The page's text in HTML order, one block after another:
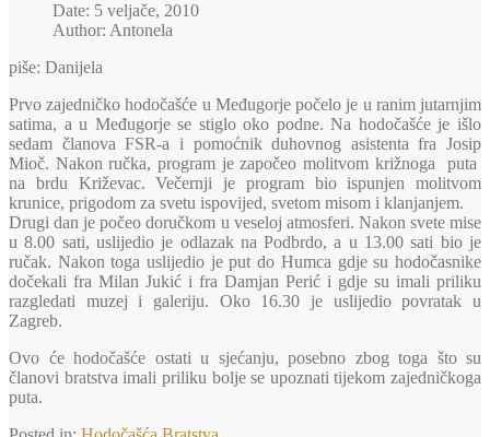
Date: 5 veljače, 2010
Author: Antonela
piše: Danijela
Prvo zajedničko hodočašće u Međugorje počelo je u ranim jutarnjim
satima, a u Međugorje se stiglo oko podne. Na hodočašće je išlo
sedam članova FSR-a i pomoćnik duhovnog asistenta fra Josip
Mioč. Nakon ručka, program je započeo molitvom križnoga puta
na brdu Križevac. Večernji je program bio ispunjen molitvom
krunice, prigodom za svetu ispovijed, svetom misom i klanjanjem.
Drugi dan je počeo doručkom u veseloj atmosferi. Nakon svete mise
u 8.00 sati, uslijedio je odlazak na Podbrdo, a u 13.00 sati bio je
ručak. Nakon toga uslijedio je put do Humca gdje su hodočasnike
dočekali fra Milan Jukić i fra Damjan Perić i gdje su imali priliku
razgledati muzej i galeriju. Oko 16.30 je uslijedio povratak u
Zagreb.
Ovo će hodočašće ostati u sjećanju, posebno zbog toga što su
članovi bratstva imali priliku bolje se upoznati tijekom zajedničkoga
puta.